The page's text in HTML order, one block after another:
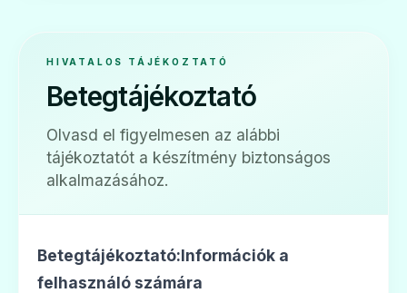
HIVATALOS TÁJÉKOZTATÓ
Betegtájékoztató
Olvasd el figyelmesen az alábbi
tájékoztatót a készítmény biztonságos
alkalmazásához.
Betegtájékoztató:Információk a
felhasználó számára